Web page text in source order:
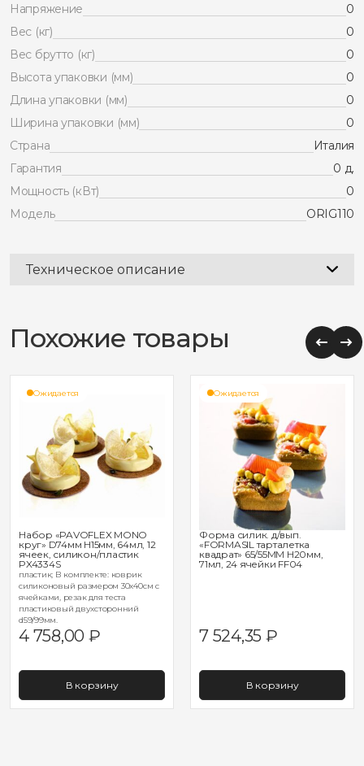
Напряжение
0
Вес (кг)
0
Вес брутто (кг)
0
Высота упаковки (мм)
0
Длина упаковки (мм)
0
Ширина упаковки (мм)
0
Страна
Италия
Гарантия
0 д.
Мощность (кВт)
0
Модель
ORIG110
Техническое описание
Похожие товары
Ожидается
Набор «PAVOFLEX MONO
круг» D74мм H15мм, 64мл, 12
ячеек, силикон/пластик
PX4334S
пластик; В комплекте: коврик
силиконовый размером 30х40см с
ячейками, резак для теста
пластиковый двухсторонний
d59/99мм.
4 758,00 ₽
В корзину
Ожидается
Форма силик. д/вып.
«FORMASIL тарталетка
квадрат» 65/55ММ H20мм,
71мл, 24 ячейки FF04
7 524,35 ₽
В корзину